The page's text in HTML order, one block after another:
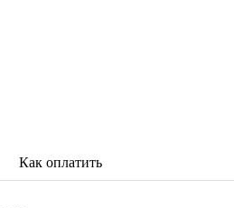
Как оплатить